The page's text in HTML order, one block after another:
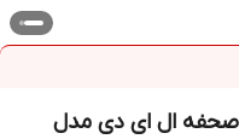
صحفه ال ای دی مدل